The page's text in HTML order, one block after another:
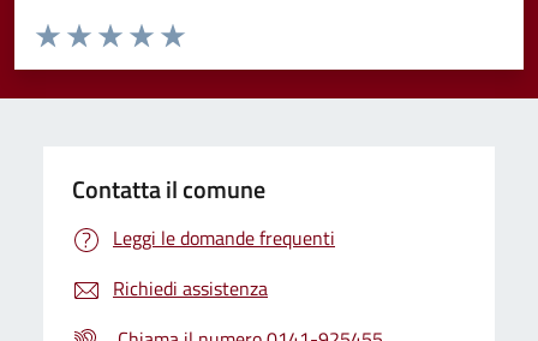
Valuta da 1 a 5 stelle la pagina
Valuta 5 stelle su 5
Valuta 4 stelle su 5
Valuta 3 stelle su 5
Valuta 2 stelle su 5
Valuta 1 stelle su 5
Contatta il comune
Leggi le domande frequenti
Richiedi assistenza